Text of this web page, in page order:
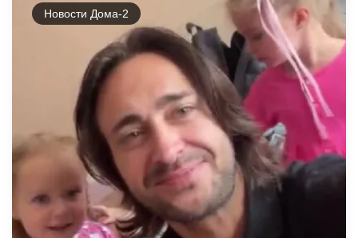
Новости Дома-2